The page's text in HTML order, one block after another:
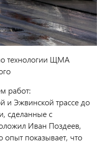
технологии ЩМА
работ:
и Эжвинской трассе до
сделанные с
Иван Поздеев,
опыт показывает, что